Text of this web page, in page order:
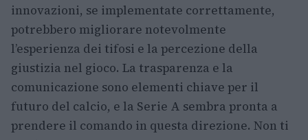
innovazioni, se implementate correttamente,
potrebbero migliorare notevolmente
l’esperienza dei tifosi e la percezione della
giustizia nel gioco. La trasparenza e la
comunicazione sono elementi chiave per il
futuro del calcio, e la Serie A sembra pronta a
prendere il comando in questa direzione. Non ti